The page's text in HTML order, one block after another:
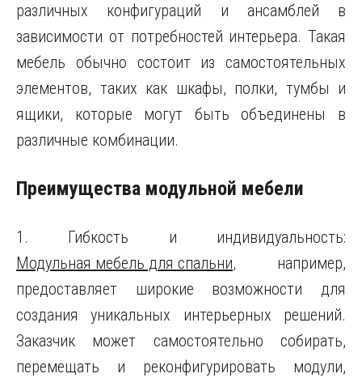
различных конфигураций и ансамблей в
зависимости от потребностей интерьера. Такая
мебель обычно состоит из самостоятельных
элементов, таких как шкафы, полки, тумбы и
ящики, которые могут быть объединены в
различные комбинации.
Преимущества модульной мебели
1. Гибкость и индивидуальность:
Модульная мебель для спальни, например,
предоставляет широкие возможности для
создания уникальных интерьерных решений.
Заказчик может самостоятельно собирать,
перемещать и реконфигурировать модули,